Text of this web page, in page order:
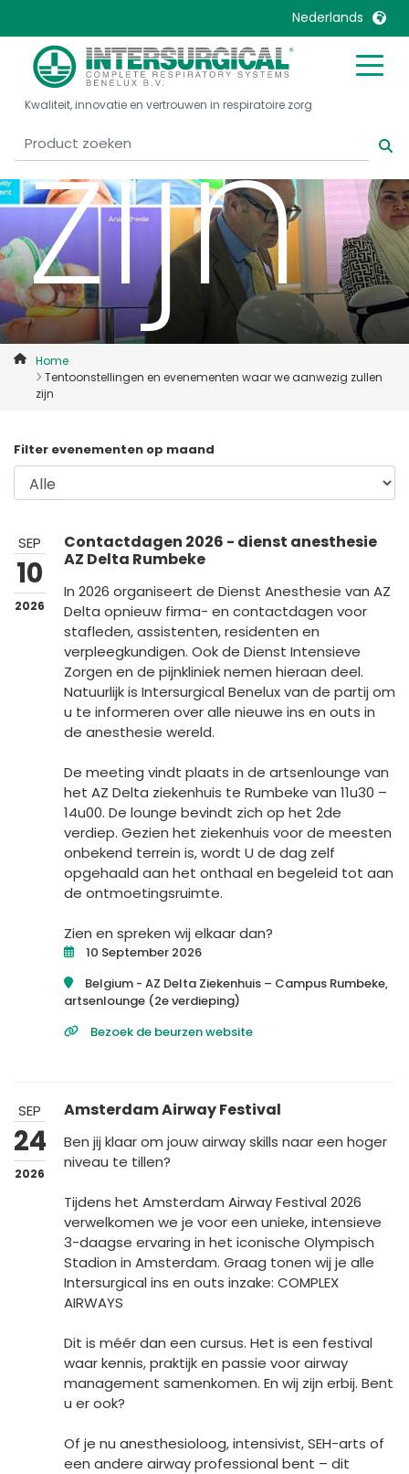
Nederlands
United Kingdom
United States
Belgique, Français
Canada, English
Canada, Français
China
Colombia
Deutschland
France
Italia
Malaysia
Mexico
Nederlands
Norway
Portugal
Sweden
Kwaliteit, innovatie en vertrouwen in respiratoire zorg
zijn
Home
Tentoonstellingen en evenementen waar we aanwezig zullen
zijn
Filter evenementen op maand
SEP
10
2026
Contactdagen 2026 - dienst anesthesie
AZ Delta Rumbeke
In 2026 organiseert de Dienst Anesthesie van AZ
Delta opnieuw firma- en contactdagen voor
stafleden, assistenten, residenten en
verpleegkundigen. Ook de Dienst Intensieve
Zorgen en de pijnkliniek nemen hieraan deel.
Natuurlijk is Intersurgical Benelux van de partij om
u te informeren over alle nieuwe ins en outs in
de anesthesie wereld.
De meeting vindt plaats in de artsenlounge van
het AZ Delta ziekenhuis te Rumbeke van 11u30 –
14u00. De lounge bevindt zich op het 2de
verdiep. Gezien het ziekenhuis voor de meesten
onbekend terrein is, wordt U de dag zelf
opgehaald aan het onthaal en begeleid tot aan
de ontmoetingsruimte.
Zien en spreken wij elkaar dan?
10 September 2026
Belgium - AZ Delta Ziekenhuis – Campus Rumbeke,
artsenlounge (2e verdieping)
Bezoek de beurzen website
SEP
24
2026
Amsterdam Airway Festival
Ben jij klaar om jouw airway skills naar een hoger
niveau te tillen?
Tijdens het Amsterdam Airway Festival 2026
verwelkomen we je voor een unieke, intensieve
3-daagse ervaring in het iconische Olympisch
Stadion in Amsterdam. Graag tonen wij je alle
Intersurgical ins en outs inzake: COMPLEX
AIRWAYS
Dit is méér dan een cursus. Het is een festival
waar kennis, praktijk en passie voor airway
management samenkomen. En wij zijn erbij. Bent
u er ook?
Of je nu anesthesioloog, intensivist, SEH-arts of
een andere airway professional bent – dit